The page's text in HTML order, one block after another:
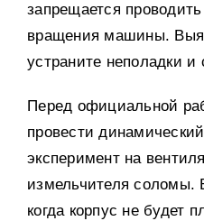
запрещается
вращения машины.
устраните неполадки и
Перед официальной
провести
эксперимент на
измельчителя соломы.
когда корпус не будет